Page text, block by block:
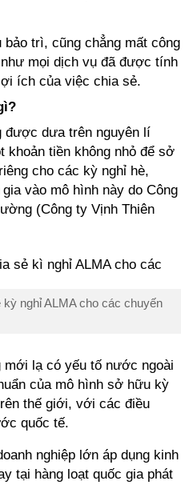
trì, cũng chẳng mất công
mọi dịch vụ đã được tính
ích của việc chia sẻ.
được dưa trên nguyên lí
tiền không nhỏ để sở
cho các kỳ nghỉ hè,
vào mô hình này do Công
(Công ty Vịnh Thiên
kỳ nghỉALMA cho các chuyến
lạ có yếu tố nước ngoài
của mô hình sở hữu kỳ
thế giới, với các điều
quốc tế.
nghiệp lớn áp dụng kinh
tại hàng loạt quốc gia phát